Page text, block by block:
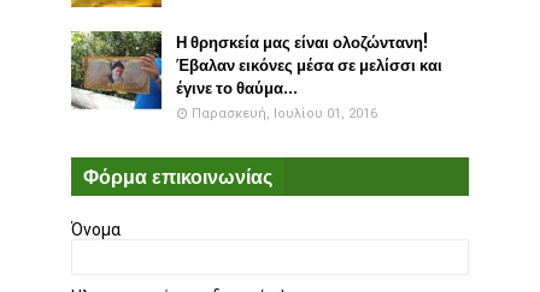
Η θρησκεία μας είναι ολοζώντανη!
Έβαλαν εικόνες μέσα σε μελίσσι και
έγινε το θαύμα...
Παρασκευή, Ιουλίου 01, 2016
Φόρμα επικοινωνίας
Όνομα